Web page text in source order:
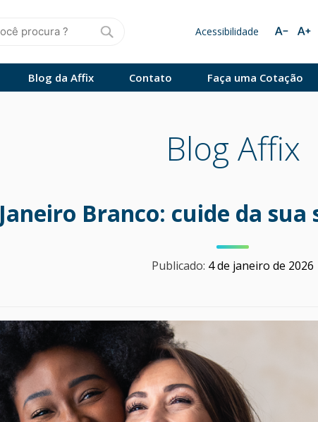
Acessibilidade
Blog da Affix Contato Faça uma Cotação
Blog Affix
Janeiro Branco: cuide da
Publicado: 4 de janeiro de 2026